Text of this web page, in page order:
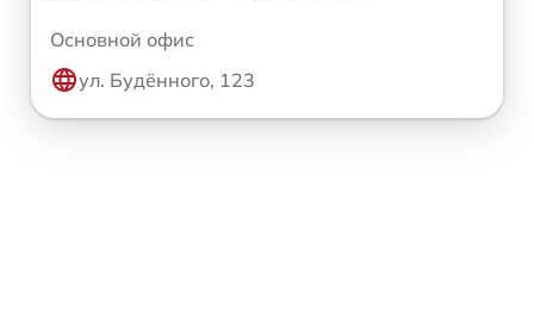
Основной офис
ул. Будённого, 123